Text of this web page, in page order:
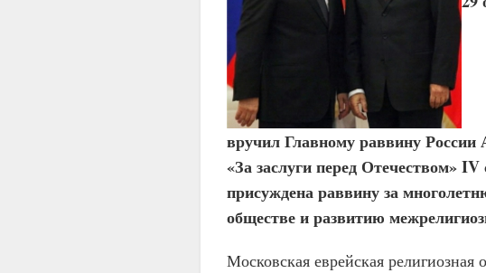
вручил Главному раввину
«За заслуги перед Отечеством»
присуждена раввину за
обществе и развитию
Московская еврейская